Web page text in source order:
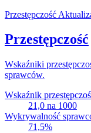
Przestępczość
Przestępczość
Wskaźniki
sprawców.
Wskaźnik
21,0 na 1000
Wykrywalność
71,5%